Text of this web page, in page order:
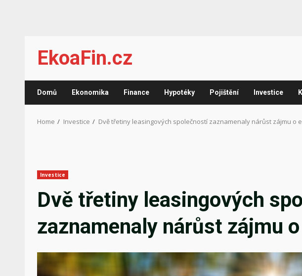
content
EkoaFin.cz
Domů Ekonomika Finance Hypotéky Pojištění Investice
Home Investice Dvě třetiny leasingových společností zaznamenaly nárůst zájmu o
Investice
Dvě třetiny leasingových
zaznamenaly nárůst zájmu